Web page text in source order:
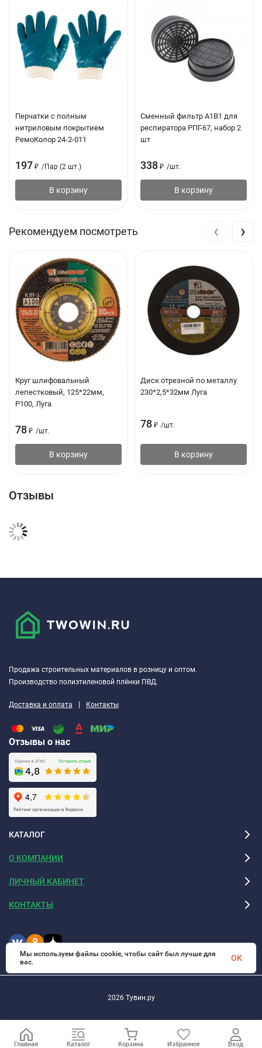
Посадочный диаметр: 22 мм
Перчатки с полным
нитриловым покрытием
РемоКолор 24-2-011
197 ₽ /Пар (2 шт.)
В корзину
Сменный фильтр А1В1 для
респиратора РПГ-67, набор 2
шт
338 ₽ /шт.
В корзину
Рекомендуем посмотреть
Круг шлифовальный
лепестковый, 125*22мм,
Р100, Луга
78 ₽ /шт.
В корзину
Диск отрезной по металлу
230*2,5*32мм Луга
78 ₽ /шт.
В корзину
‹ ›
Отзывы
Продажа строительных материалов в розницу и оптом.
Производство полиэтиленовой плёнки ПВД.
Доставка и оплата | Контакты
Отзывы о нас
КАТАЛОГ
О КОМПАНИИ
ЛИЧНЫЙ КАБИНЕТ
КОНТАКТЫ
2026 Тувин.ру
Главная Каталог Корзина Избранное Вход
Мы используем файлы cookie, чтобы сайт был лучше для
вас.
OK